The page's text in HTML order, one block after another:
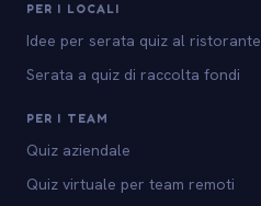
PER I LOCALI
Idee per serata quiz al ristorante
Serata a quiz di raccolta fondi
PER I TEAM
Quiz aziendale
Quiz virtuale per team remoti